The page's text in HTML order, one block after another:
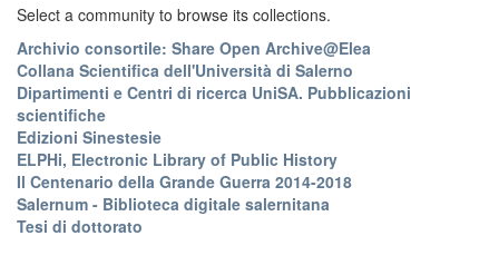
Select a community to browse its collections.
Archivio consortile: Share Open Archive@Elea
Collana Scientifica dell'Università di Salerno
Dipartimenti e Centri di ricerca UniSA. Pubblicazioni
scientifiche
Edizioni Sinestesie
ELPHi, Electronic Library of Public History
Il Centenario della Grande Guerra 2014-2018
Salernum - Biblioteca digitale salernitana
Tesi di dottorato